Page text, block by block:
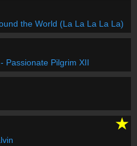
KyrO)
lekérése
the World (La La La La La)
Passionate Pilgrim XII
★